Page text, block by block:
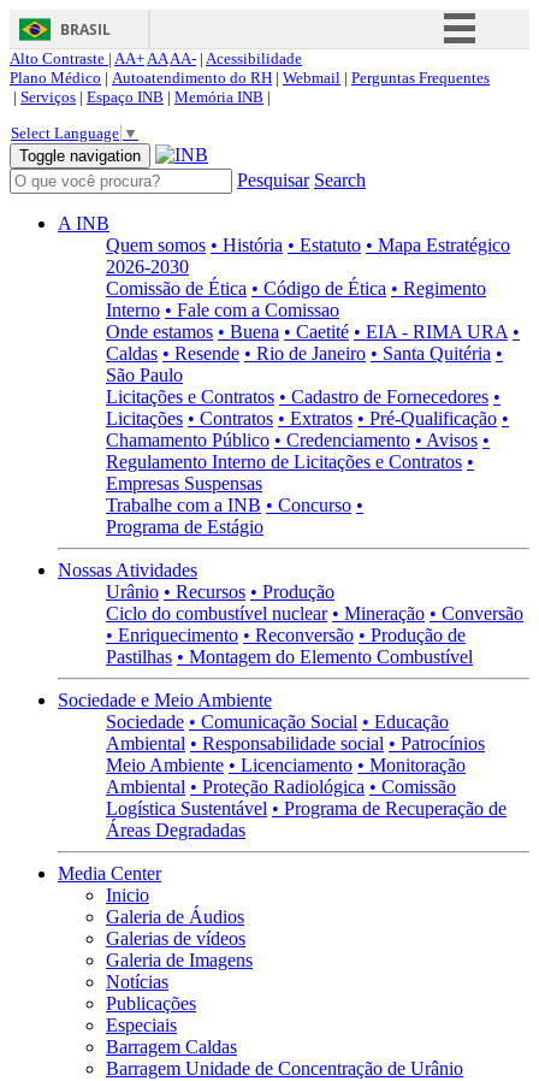
BRASIL
Simplifique!
Acesso à informação
Canais
Alto Contraste | AA+AAAA- | Acessibilidade
Plano Médico | Autoatendimento do RH | Webmail | Perguntas Frequentes
| Serviços | Espaço INB | Memória INB |
Select Language ▼
Toggle navigation
Pesquisar Search
A INB
Quem somos • História • Estatuto • Mapa Estratégico
2026-2030
Comissão de Ética • Código de Ética • Regimento
Interno • Fale com a Comissao
Onde estamos • Buena • Caetité • EIA - RIMA URA •
Caldas • Resende • Rio de Janeiro • Santa Quitéria •
São Paulo
Licitações e Contratos • Cadastro de Fornecedores •
Licitações • Contratos • Extratos • Pré-Qualificação •
Chamamento Público • Credenciamento • Avisos •
Regulamento Interno de Licitações e Contratos •
Empresas Suspensas
Trabalhe com a INB • Concurso •
Programa de Estágio
Nossas Atividades
Urânio • Recursos • Produção
Ciclo do combustível nuclear • Mineração • Conversão
• Enriquecimento • Reconversão • Produção de
Pastilhas • Montagem do Elemento Combustível
Sociedade e Meio Ambiente
Sociedade • Comunicação Social • Educação
Ambiental • Responsabilidade social • Patrocínios
Meio Ambiente • Licenciamento • Monitoração
Ambiental • Proteção Radiológica • Comissão
Logística Sustentável • Programa de Recuperação de
Áreas Degradadas
Media Center
Inicio
Galeria de Áudios
Galerias de vídeos
Galeria de Imagens
Notícias
Publicações
Especiais
Barragem Caldas
Barragem Unidade de Concentração de Urânio